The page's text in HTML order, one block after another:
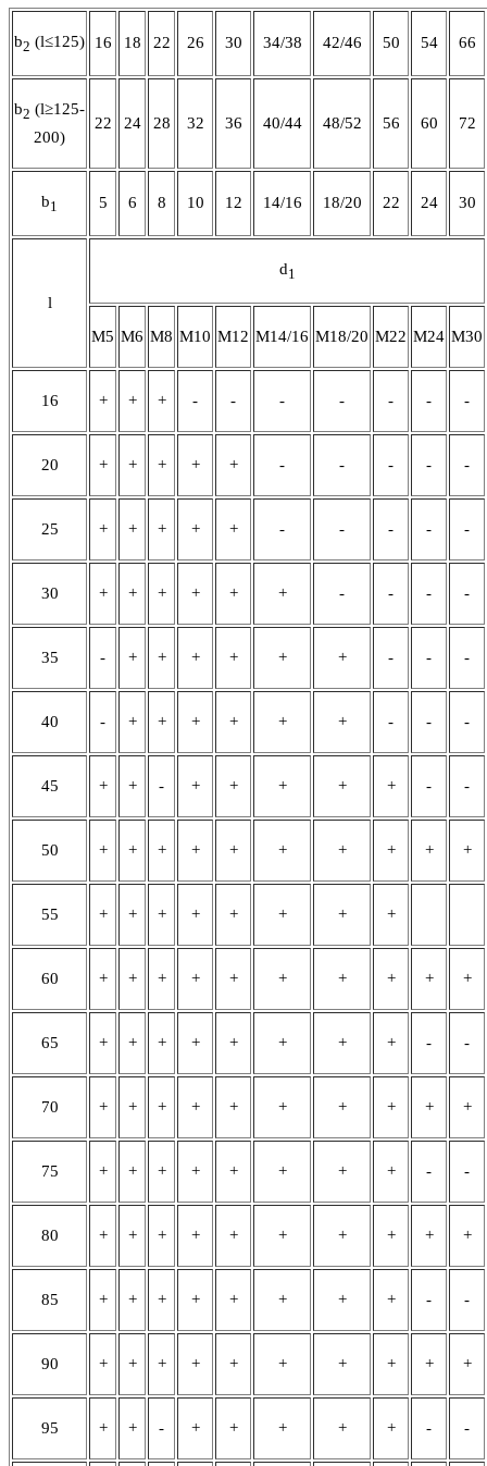
b2 (l≤125) 16 18 22 26 30 34/38 42/46 50 54 66
b2 (l≥125-
200)
22 24 28 32 36 40/44 48/52 56 60 72
b1 5 6 8 10 12 14/16 18/20 22 24 30
l
d1
M5 M6 M8 M10 M12 M14/16 M18/20 М22 М24 М30
16 + + + - - - - - - -
20 + + + + + - - - - -
25 + + + + + - - - - -
30 + + + + + + - - - -
35 - + + + + + + - - -
40 - + + + + + + - - -
45 + + - + + + + + - -
50 + + + + + + + + + +
55 + + + + + + + +
60 + + + + + + + + + +
65 + + + + + + + + - -
70 + + + + + + + + + +
75 + + + + + + + + - -
80 + + + + + + + + + +
85 + + + + + + + + - -
90 + + + + + + + + + +
95 + + - + + + + + - -